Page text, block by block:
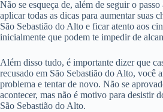
Não se esqueça de, além de seguir o
aplicar todas as dicas para aumentar suas
São Sebastião do Alto e ficar atento aos
inicialmente que podem te impedir de
Além disso tudo, é importante dizer que
recusado em São Sebastião do Alto, você
problema e tentar de novo. Não se
acontecer, mas não é motivo para desistir
São Sebastião do Alto.